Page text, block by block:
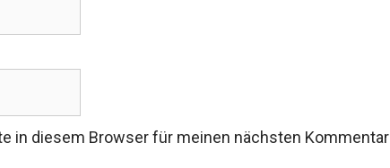
in diesem Browser für meinen nächsten Kommentar